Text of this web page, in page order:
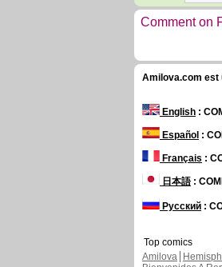
Comment on
Amilova.com est
English :
Español :
Français :
日本語:
Русский :
Top comics
Amilova